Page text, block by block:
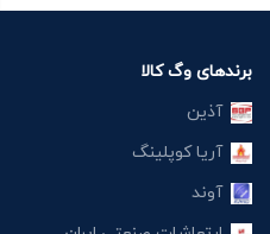
برندهای وگ کالا
آذین
آریا کوپلینگ
آوند